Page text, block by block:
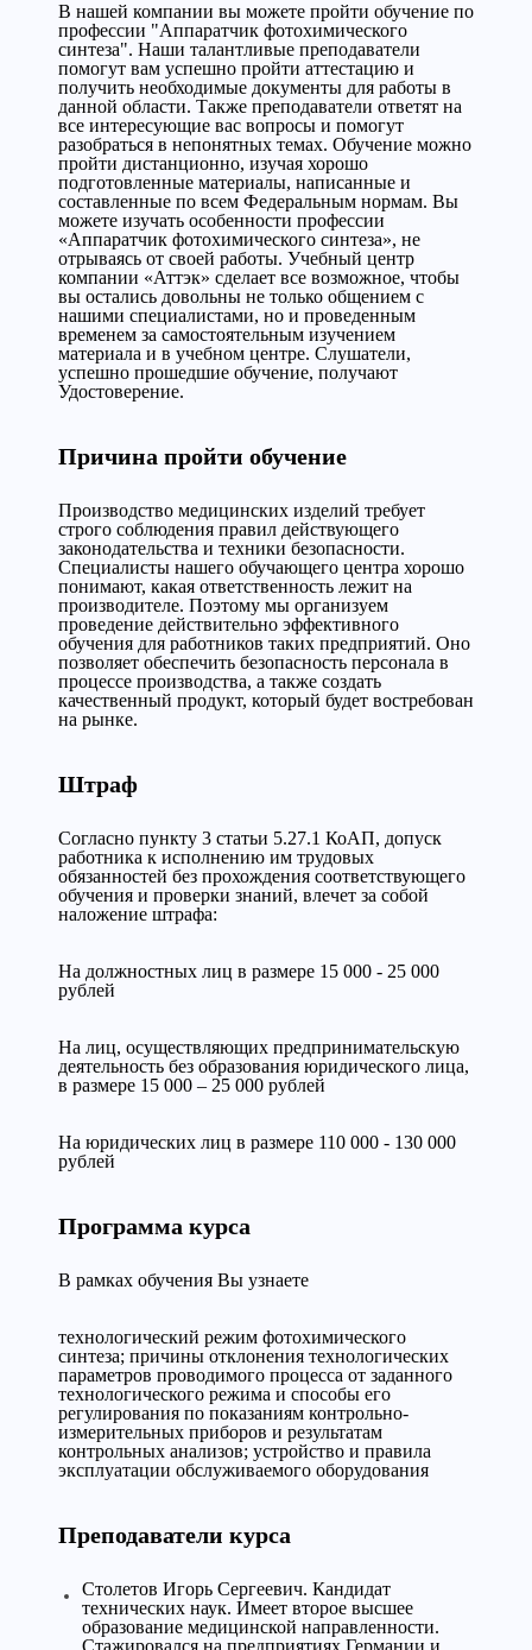
В нашей компании вы можете пройти обучение по
профессии "Аппаратчик фотохимического
синтеза". Наши талантливые преподаватели
помогут вам успешно пройти аттестацию и
получить необходимые документы для работы в
данной области. Также преподаватели ответят на
все интересующие вас вопросы и помогут
разобраться в непонятных темах. Обучение можно
пройти дистанционно, изучая хорошо
подготовленные материалы, написанные и
составленные по всем Федеральным нормам. Вы
можете изучать особенности профессии
«Аппаратчик фотохимического синтеза», не
отрываясь от своей работы. Учебный центр
компании «Аттэк» сделает все возможное, чтобы
вы остались довольны не только общением с
нашими специалистами, но и проведенным
временем за самостоятельным изучением
материала и в учебном центре. Слушатели,
успешно прошедшие обучение, получают
Удостоверение.
Причина пройти обучение
Производство медицинских изделий требует
строго соблюдения правил действующего
законодательства и техники безопасности.
Специалисты нашего обучающего центра хорошо
понимают, какая ответственность лежит на
производителе. Поэтому мы организуем
проведение действительно эффективного
обучения для работников таких предприятий. Оно
позволяет обеспечить безопасность персонала в
процессе производства, а также создать
качественный продукт, который будет востребован
на рынке.
Штраф
Согласно пункту 3 статьи 5.27.1 КоАП, допуск
работника к исполнению им трудовых
обязанностей без прохождения соответствующего
обучения и проверки знаний, влечет за собой
наложение штрафа:
На должностных лиц в размере 15 000 - 25 000
рублей
На лиц, осуществляющих предпринимательскую
деятельность без образования юридического лица,
в размере 15 000 – 25 000 рублей
На юридических лиц в размере 110 000 - 130 000
рублей
Программа курса
В рамках обучения Вы узнаете
технологический режим фотохимического
синтеза; причины отклонения технологических
параметров проводимого процесса от заданного
технологического режима и способы его
регулирования по показаниям контрольно-
измерительных приборов и результатам
контрольных анализов; устройство и правила
эксплуатации обслуживаемого оборудования
Преподаватели курса
Столетов Игорь Сергеевич. Кандидат
технических наук. Имеет второе высшее
образование медицинской направленности.
Стажировался на предприятиях Германии и